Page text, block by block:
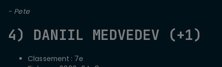
- Pete
4) DANIIL MEDVEDEV (+1)
Classement : 7e